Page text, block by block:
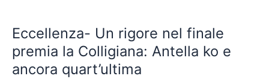
Eccellenza- Un rigore nel finale
premia la Colligiana: Antella ko e
ancora quart’ultima
rigore
nel
finale
premia